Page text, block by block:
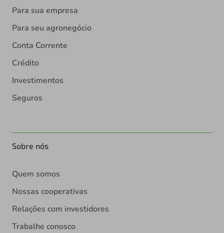
Para sua empresa
Para seu agronegócio
Conta Corrente
Crédito
Investimentos
Seguros
Sobre nós
Quem somos
Nossas cooperativas
Relações com investidores
Trabalhe conosco